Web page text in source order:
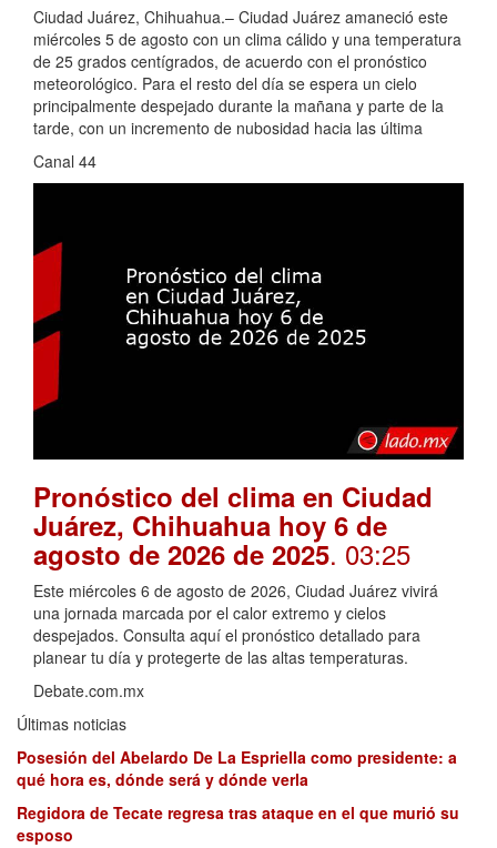
Ciudad Juárez, Chihuahua.– Ciudad Juárez amaneció este
miércoles 5 de agosto con un clima cálido y una temperatura
de 25 grados centígrados, de acuerdo con el pronóstico
meteorológico. Para el resto del día se espera un cielo
principalmente despejado durante la mañana y parte de la
tarde, con un incremento de nubosidad hacia las última
Canal 44
Pronóstico del clima en Ciudad
Juárez, Chihuahua hoy 6 de
agosto de 2026 de 2025. 03:25
Este miércoles 6 de agosto de 2026, Ciudad Juárez vivirá
una jornada marcada por el calor extremo y cielos
despejados. Consulta aquí el pronóstico detallado para
planear tu día y protegerte de las altas temperaturas.
Debate.com.mx
Últimas noticias
Posesión del Abelardo De La Espriella como presidente: a
qué hora es, dónde será y dónde verla
Regidora de Tecate regresa tras ataque en el que murió su
esposo